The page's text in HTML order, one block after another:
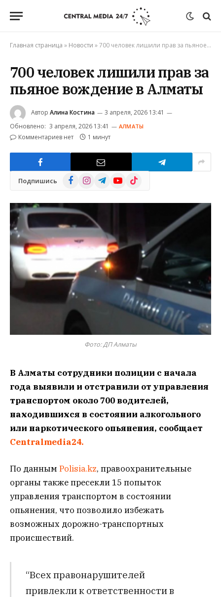
Главная страница » Новости »700 человек лишили прав за пьяное вождение в Алматы
700 человек лишили прав за
пьяное вождение в Алматы
Автор Алина Костина
3 апреля, 2026 13:41
Обновлено: 3 апреля, 2026 13:41 АЛМАТЫ
Комментариев нет 1 минут
Подпишись FacebookInstagramTelegramYouTube
TikTok
Фото: ДП Алматы
В Алматы сотрудники полиции с начала
года выявили и отстранили от управления
транспортом около 700 водителей,
находившихся в состоянии алкогольного
или наркотического опьянения, сообщает
Centralmedia24.
По данным Polisia.kz, правоохранительные
органы также пресекли 15 попыток
управления транспортом в состоянии
опьянения, что позволило избежать
возможных дорожно-транспортных
происшествий.
“Всех правонарушителей
привлекли к ответственности в